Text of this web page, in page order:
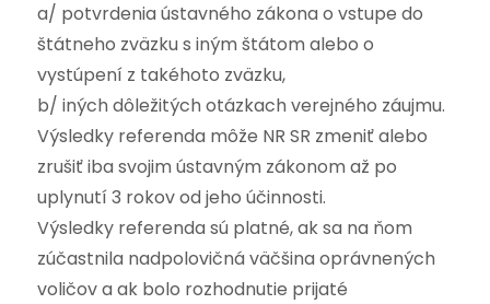
a/ potvrdenia ústavného zákona o vstupe do
štátneho zväzku s iným štátom alebo o
vystúpení z takéhoto zväzku,
b/ iných dôležitých otázkach verejného záujmu.
Výsledky referenda môže NR SR zmeniť alebo
zrušiť iba svojim ústavným zákonom až po
uplynutí 3 rokov od jeho účinnosti.
Výsledky referenda sú platné, ak sa na ňom
zúčastnila nadpolovičná väčšina oprávnených
voličov a ak bolo rozhodnutie prijaté